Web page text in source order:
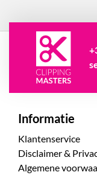
Informatie
Klantenservice
Disclaimer &
Algemene